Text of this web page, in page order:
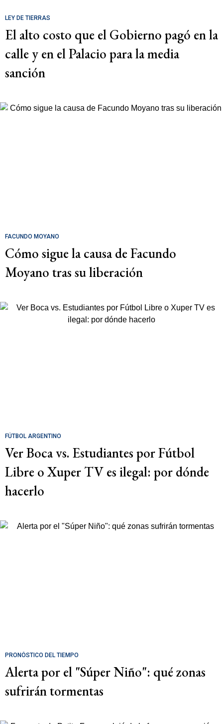
LEY DE TIERRAS
El alto costo que el Gobierno pagó en la
calle y en el Palacio para la media
sanción
FACUNDO MOYANO
Cómo sigue la causa de Facundo
Moyano tras su liberación
FÚTBOL ARGENTINO
Ver Boca vs. Estudiantes por Fútbol
Libre o Xuper TV es ilegal: por dónde
hacerlo
PRONÓSTICO DEL TIEMPO
Alerta por el "Súper Niño": qué zonas
sufrirán tormentas